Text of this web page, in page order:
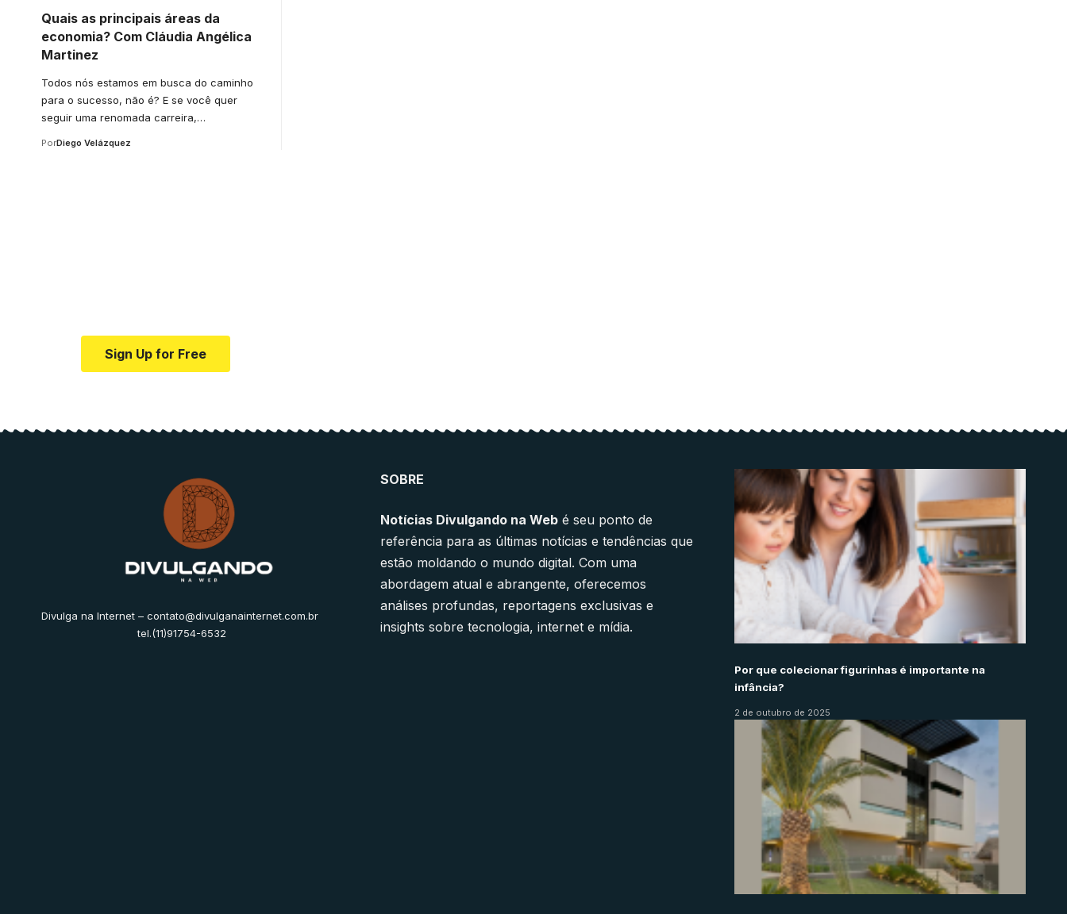
Quais as principais áreas da
economia? Com Cláudia Angélica
Martinez
Todos nós estamos em busca do caminho
para o sucesso, não é? E se você quer
seguir uma renomada carreira,…
PorDiego Velázquez
Sign Up for Free
Divulga na Internet – contato@divulganainternet.com.br
tel.(11)91754-6532
SOBRE
Notícias Divulgando na Webé seu ponto de
referência para as últimas notícias e tendências que
estão moldando o mundo digital. Com uma
abordagem atual e abrangente, oferecemos
análises profundas, reportagens exclusivas e
insights sobre tecnologia, internet e mídia.
Por que colecionar figurinhas é importante na
infância?
2 de outubro de 2025